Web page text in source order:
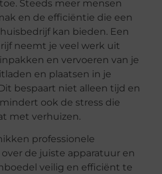
Steeds meer mensen
en de efficiëntie die een
kan bieden. Een
neemt je veel werk uit
en vervoeren van je
en plaatsen in je
bespaart niet alleen tijd en
ook de stress die
met verhuizen.
professionele
de juiste apparatuur en
veilig en efficiënt te